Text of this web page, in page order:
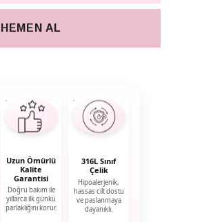
HEMEN AL
Uzun Ömürlü
Kalite
Garantisi
Doğru bakım ile
yıllarca ilk günkü
parlaklığını korur.
316L Sınıf
Çelik
Hipoalerjenik,
hassas cilt dostu
ve paslanmaya
dayanıklı.